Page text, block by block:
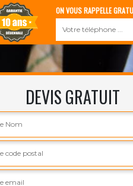
ON VOUS RAPPELLE
DEVIS GRATUIT